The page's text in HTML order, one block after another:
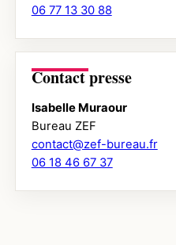
06 77 13 30 88
Contact presse
Isabelle Muraour
Bureau ZEF
contact@zef-bureau.fr
06 18 46 67 37